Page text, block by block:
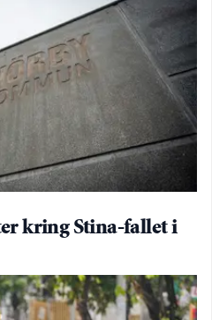
kring Stina-fallet i